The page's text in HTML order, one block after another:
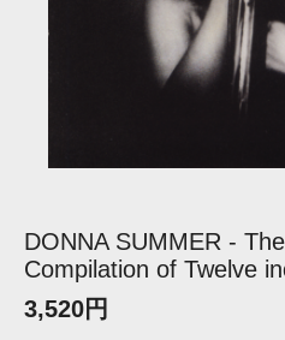
DONNA SUMMER -
Compilation of Twelve
3,520円